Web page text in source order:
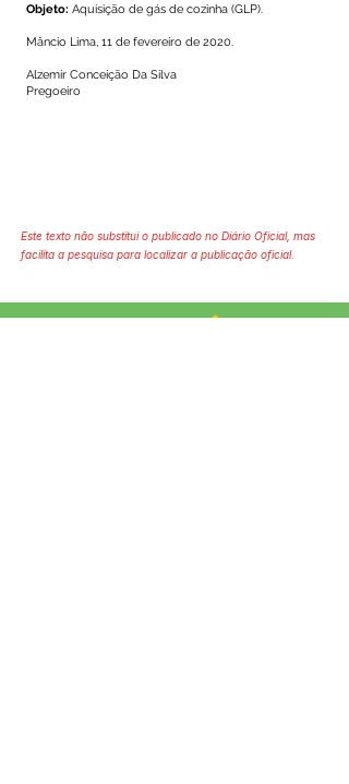
Objeto: Aquisição de gás de cozinha (GLP).
Mâncio Lima, 11 de fevereiro de 2020.
Alzemir Conceição Da Silva
Pregoeiro
Este texto não substitui o publicado no Diário Oficial, mas
facilita a pesquisa para localizar a publicação oficial.